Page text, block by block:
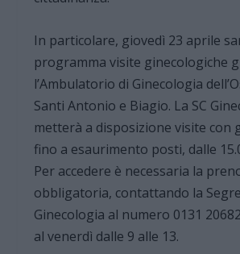
In particolare, giovedì 23 aprile
programma visite ginecologiche
l’Ambulatorio di Ginecologia
Santi Antonio e Biagio. La SC
metterà a disposizione visite con
fino a esaurimento posti, dalle
Per accedere è necessaria la
obbligatoria, contattando la
Ginecologia al numero 0131
al venerdì dalle 9 alle 13.